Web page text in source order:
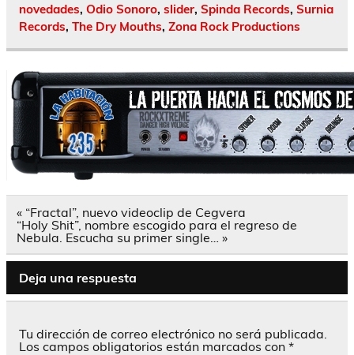
novedades, Odio Sonoro, slider, Spinda Records, Surnia
Records, The Dry Mouths, Zona Rock Productions
Navegación
de
entradas
« “Fractal”, nuevo videoclip de Cegvera
“Holy Shit”, nombre escogido para el regreso de
Nebula. Escucha su primer single… »
Deja una respuesta
Tu dirección de correo electrónico no será publicada.
Los campos obligatorios están marcados con *